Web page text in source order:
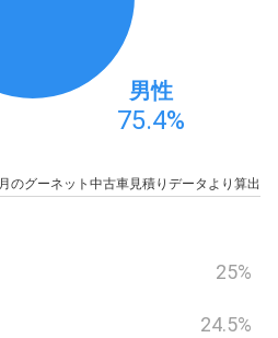
男性
75.4%
のグーネット中古車見積りデータより算出
25%
24.5%